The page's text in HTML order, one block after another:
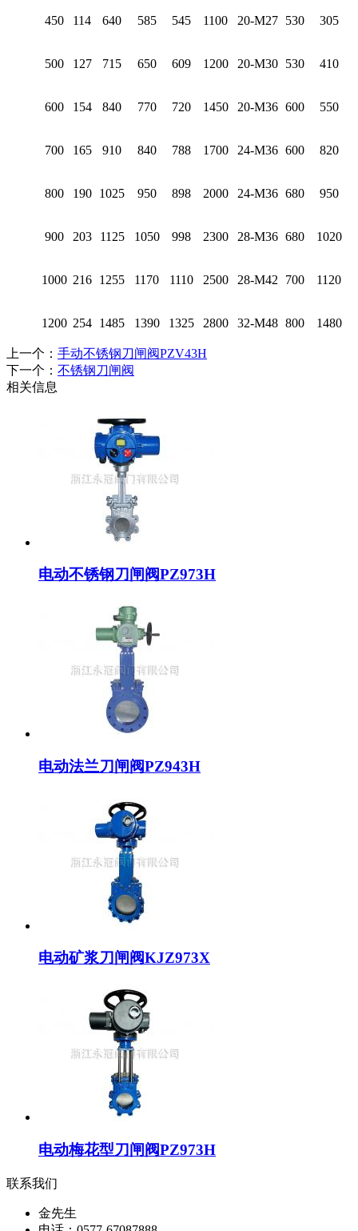
450 114 640 585 545 1100 20-M27 530 305
500 127 715 650 609 1200 20-M30 530 410
600 154 840 770 720 1450 20-M36 600 550
700 165 910 840 788 1700 24-M36 600 820
800 190 1025 950 898 2000 24-M36 680 950
900 203 1125 1050 998 2300 28-M36 680 1020
1000 216 1255 1170 1110 2500 28-M42 700 1120
1200 254 1485 1390 1325 2800 32-M48 800 1480
上一个： 手动不锈钢刀闸阀PZV43H
下一个： 不锈钢刀闸阀
相关信息
电动不锈钢刀闸阀PZ973H
电动法兰刀闸阀PZ943H
电动矿浆刀闸阀KJZ973X
电动梅花型刀闸阀PZ973H
联系我们
金先生